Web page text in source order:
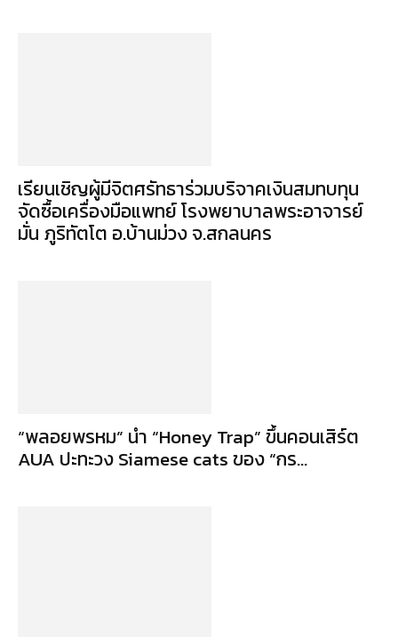
เรียนเชิญผู้มีจิตศรัทธาร่วมบริจาคเงินสมทบทุน
จัดซื้อเครื่องมือแพทย์ โรงพยาบาลพระอาจารย์
มั่น ภูริทัตโต อ.บ้านม่วง จ.สกลนคร
“พลอยพรหม” นำ “Honey Trap” ขึ้นคอนเสิร์ต
AUA ปะทะวง Siamese cats ของ “กร...